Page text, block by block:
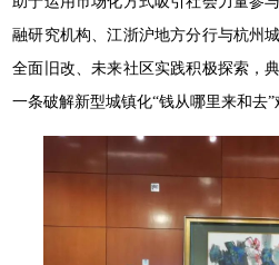
融研究机构、江浙沪地方分行与杭州
全面旧改、未来社区实践积极探索，
一条破解新型城镇化“钱从哪里来和去”